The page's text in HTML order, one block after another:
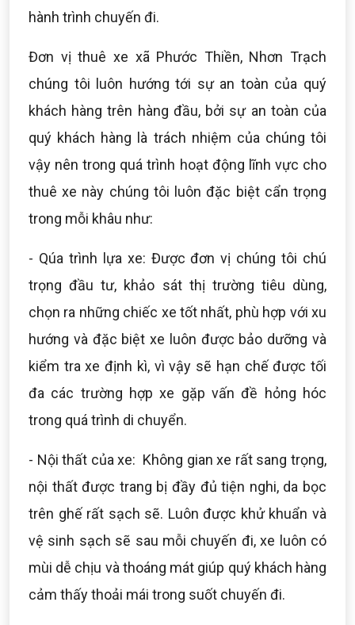
hành trình chuyến đi.
Đơn vị thuê xe xã Phước Thiền, Nhơn Trạch
chúng tôi luôn hướng tới sự an toàn của quý
khách hàng trên hàng đầu, bởi sự an toàn của
quý khách hàng là trách nhiệm của chúng tôi
vậy nên trong quá trình hoạt động lĩnh vực cho
thuê xe này chúng tôi luôn đặc biệt cẩn trọng
trong mỗi khâu như:
- Qúa trình lựa xe: Được đơn vị chúng tôi chú
trọng đầu tư, khảo sát thị trường tiêu dùng,
chọn ra những chiếc xe tốt nhất, phù hợp với xu
hướng và đặc biệt xe luôn được bảo dưỡng và
kiểm tra xe định kì, vì vậy sẽ hạn chế được tối
đa các trường hợp xe gặp vấn đề hỏng hóc
trong quá trình di chuyển.
- Nội thất của xe: Không gian xe rất sang trọng,
nội thất được trang bị đầy đủ tiện nghi, da bọc
trên ghế rất sạch sẽ. Luôn được khử khuẩn và
vệ sinh sạch sẽ sau mỗi chuyến đi, xe luôn có
mùi dễ chịu và thoáng mát giúp quý khách hàng
cảm thấy thoải mái trong suốt chuyến đi.